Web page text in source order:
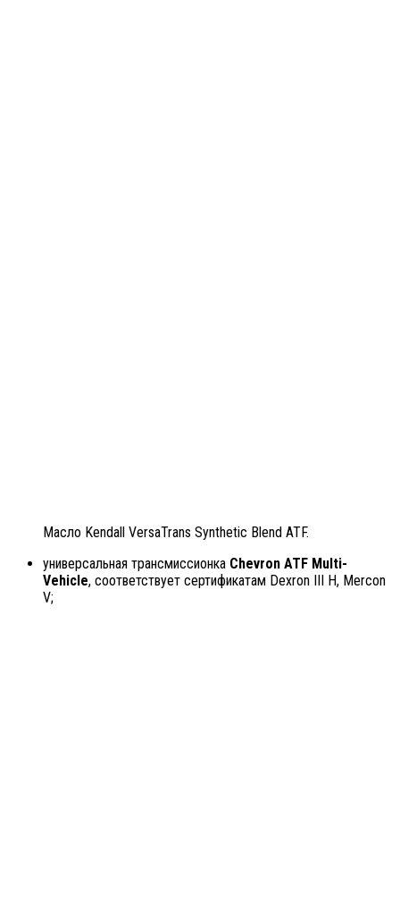
Масло Kendall VersaTrans Synthetic Blend ATF.
универсальная трансмиссионка Chevron ATF Multi-
Vehicle, соответствует сертификатам Dexron III H, Mercon
V;